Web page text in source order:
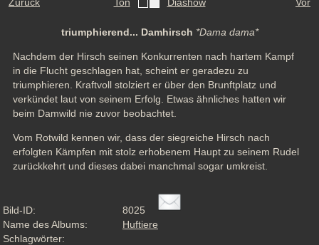
Zurück Ton Diashow Vor
triumphierend... Damhirsch *Dama dama*
Nachdem der Hirsch seinen Konkurrenten nach hartem Kampf
in die Flucht geschlagen hat, scheint er geradezu zu
triumphieren. Kraftvoll stolziert er über den Brunftplatz und
verkündet laut von seinem Erfolg. Etwas ähnliches hatten wir
beim Damwild nie zuvor beobachtet.
Vom Rotwild kennen wir, dass der siegreiche Hirsch nach
erfolgten Kämpfen mit stolz erhobenem Haupt zu seinem Rudel
zurückkehrt und dieses dabei manchmal sogar umkreist.
Bild-ID:
8025
Name des Albums:
Huftiere
Schlagwörter: